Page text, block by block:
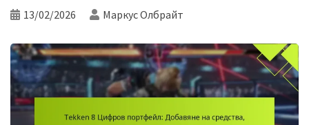
13/02/2026 Маркус Олбрайт